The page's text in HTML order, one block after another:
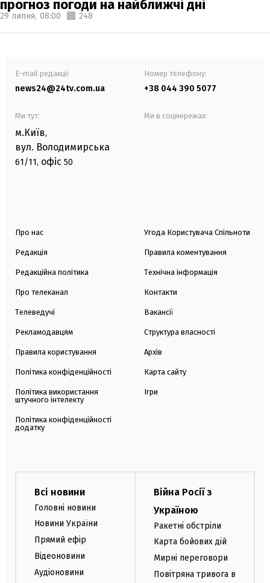
прогноз погоди на найближчі дні
29 липня, 08:00 248
E-mail редакції
news24@24tv.com.ua
Номер телефону:
+38 044 390 5077
Ми тут:
м.Київ,
вул. Володимирська
61/11, офіс 50
Ми в соцмережах:
Про нас
Редакція
Редакційна політика
Про телеканал
Телеведучі
Рекламодавцям
Правила користування
Політика конфіденційності
Політика використання
штучного інтелекту
Політика конфіденційності
додатку
Угода Користувача Спільноти
Правила коментування
Технічна інформація
Контакти
Вакансії
Структура власності
Архів
Карта сайту
Ігри
Всі новини
Головні новини
Новини України
Прямий ефір
Відеоновини
Аудіоновини
Війна Росії з
Україною
Ракетні обстріли
Карта бойових дій
Мирні переговори
Повітряна тривога в